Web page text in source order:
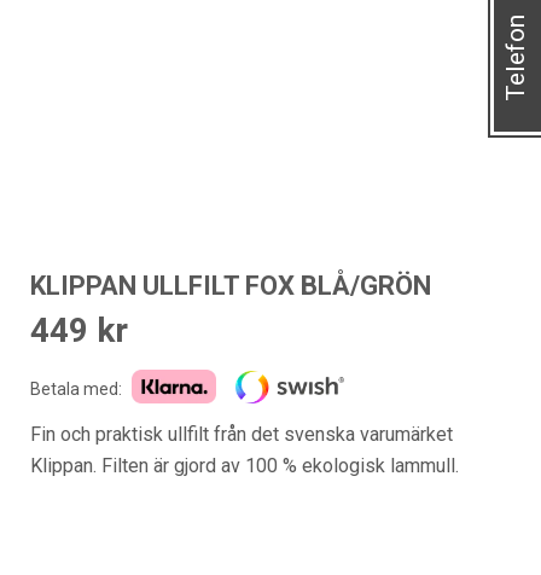
KLIPPAN ULLFILT FOX BLÅ/GRÖN
449 kr
Betala med:
Fin och praktisk ullfilt från det svenska varumärket
Klippan. Filten är gjord av 100 % ekologisk lammull.
Telefon